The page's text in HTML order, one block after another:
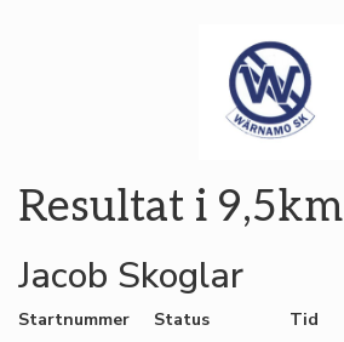
Resultat i 9,5km
Jacob Skoglar
Startnummer
Status
Tid